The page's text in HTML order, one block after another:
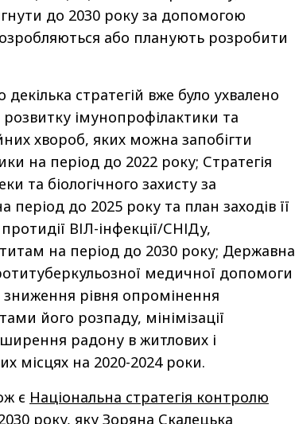
до 2030 року за допомогою
або планують розробити
стратегій вже було ухвалено
імунопрофілактики та
хвороб, яких можна запобігти
на період до 2022 року; Стратегія
та біологічного захисту за
до 2025 року та план заходів її
ВІЛ-інфекції/СНІДу,
на період до 2030 року; Державна
медичної допомоги
рівня опромінення
його розпаду, мінімізації
радону в житлових і
місцях на 2020-2024 роки.
є Національна стратегія контролю
року, яку Зоряна Скалецька